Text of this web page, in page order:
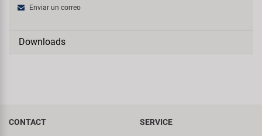
Enviar un correo
Downloads
CONTACT SERVICE